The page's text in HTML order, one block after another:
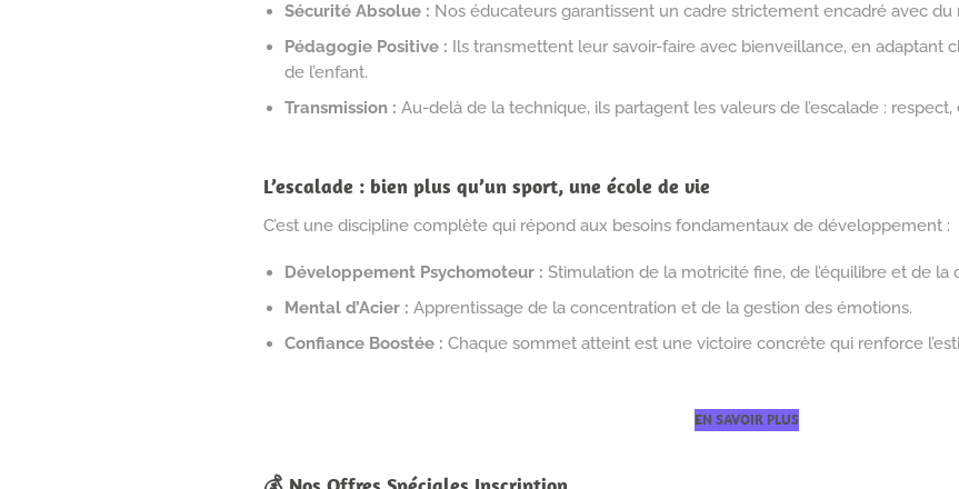
Sécurité Absolue : Nos éducateurs garantissent un cadre strictement encadré avec
Pédagogie Positive : Ils transmettent leur savoir-faire avec bienveillance, en adaptant
de l’enfant.
Transmission : Au-delà de la technique, ils partagent les valeurs de l’escalade :
L’escalade : bien plus qu’un sport, une école de vie
C’est une discipline complète qui répond aux besoins fondamentaux de développement :
Développement Psychomoteur : Stimulation de la motricité fine, de l’équilibre et de la
Mental d’Acier : Apprentissage de la concentration et de la gestion des émotions.
Confiance Boostée : Chaque sommet atteint est une victoire concrète qui renforce
EN SAVOIR PLUS